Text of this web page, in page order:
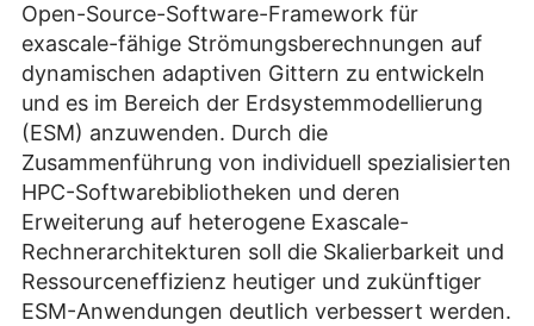
Open-Source-Software-Framework für
exascale-fähige Strömungsberechnungen auf
dynamischen adaptiven Gittern zu entwickeln
und es im Bereich der Erdsystemmodellierung
(ESM) anzuwenden. Durch die
Zusammenführung von individuell spezialisierten
HPC-Softwarebibliotheken und deren
Erweiterung auf heterogene Exascale-
Rechnerarchitekturen soll die Skalierbarkeit und
Ressourceneffizienz heutiger und zukünftiger
ESM-Anwendungen deutlich verbessert werden.